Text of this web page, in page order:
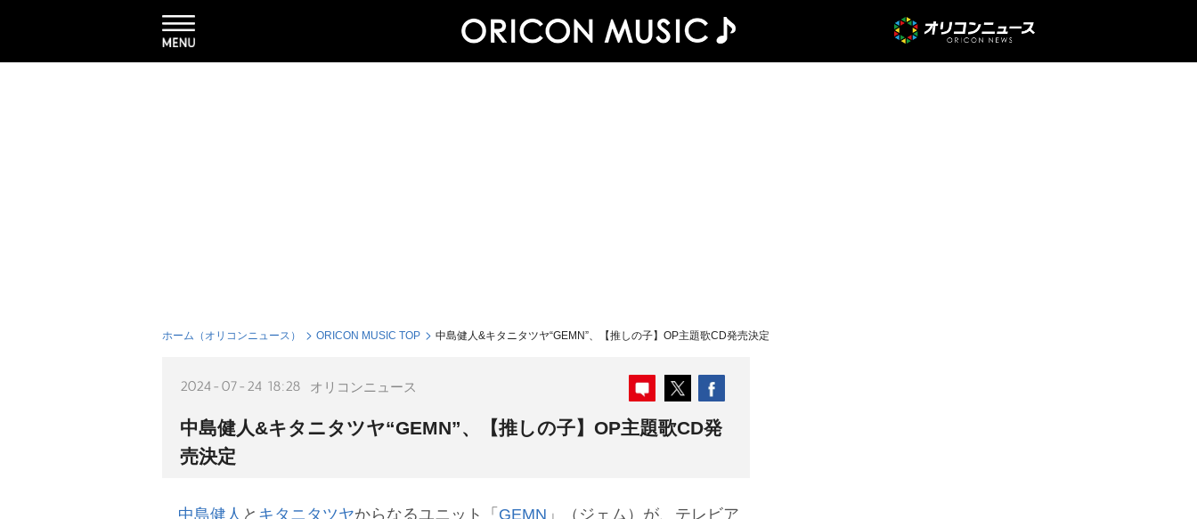
ホーム（オリコンニュース） ORICON MUSIC TOP 中島健人&キタニタツヤ“GEMN”、【推しの子】OP主題歌CD発売決定
2024-07-24 18:28 オリコンニュース
中島健人&キタニタツヤ“GEMN”、【推しの子】OP主題歌CD発
売決定
中島健人 と キタニタツヤからなるユニット「 GEMN 」（ジェム）が、テレビア